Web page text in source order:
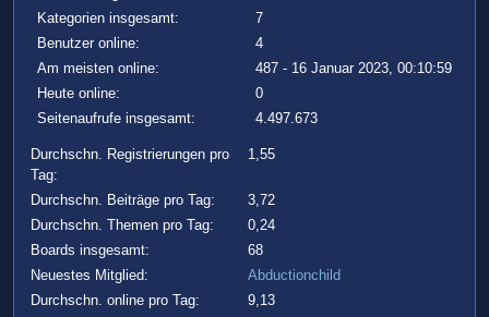
Kategorien insgesamt:
7
Benutzer online:
4
Am meisten online:
487 - 16 Januar 2023, 00:10:59
Heute online:
0
Seitenaufrufe insgesamt:
4.497.673
Durchschn. Registrierungen pro
Tag:
1,55
Durchschn. Beiträge pro Tag:
3,72
Durchschn. Themen pro Tag:
0,24
Boards insgesamt:
68
Neuestes Mitglied:
Abductionchild
Durchschn. online pro Tag:
9,13